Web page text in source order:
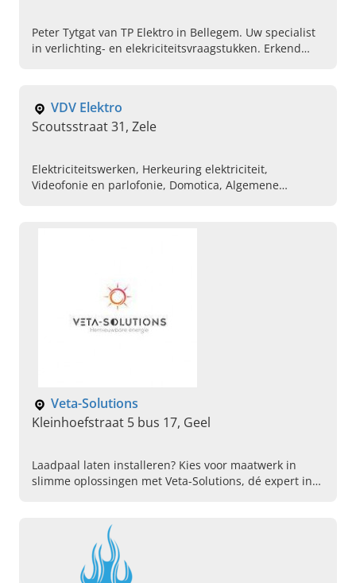
Peter Tytgat van TP Elektro in Bellegem. Uw specialist
in verlichting- en elekriciteitsvraagstukken. Erkend
VDV Elektro
Scoutsstraat 31, Zele
Elektriciteitswerken, Herkeuring elektriciteit,
Videofonie en parlofonie, Domotica, Algemene
Veta-Solutions
Kleinhoefstraat 5 bus 17, Geel
Laadpaal laten installeren? Kies voor maatwerk in
slimme oplossingen met Veta-Solutions, dé expert in